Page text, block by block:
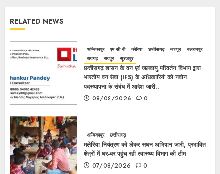
RELATED NEWS
अम्बिकापुर एम सी बी कोरिया छत्तीसगढ़ जशपुर
बलरामपुर
रायगढ़
रायपुर सूरजपुर
छत्तीसगढ़ शासन के वन एवं जलवायु परिवर्तन विभाग द्वारा
भारतीय वन सेवा (IFS) के अधिकारियों की नवीन
पदस्थापना के संबंध में आदेश जारी..
08/08/2026
0
अम्बिकापुर छत्तीसगढ़
मलेरिया नियंत्रण को लेकर सघन अभियान जारी, प्रभावित
क्षेत्रों में घर-घर पहुंच रही स्वास्थ्य विभाग की टीम
07/08/2026
0